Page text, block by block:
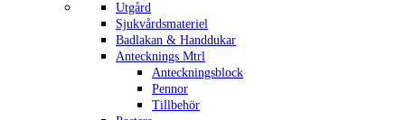
Utgård
Sjukvårdsmateriel
Badlakan & Handdukar
Antecknings Mtrl
Anteckningsblock
Pennor
Tillbehör